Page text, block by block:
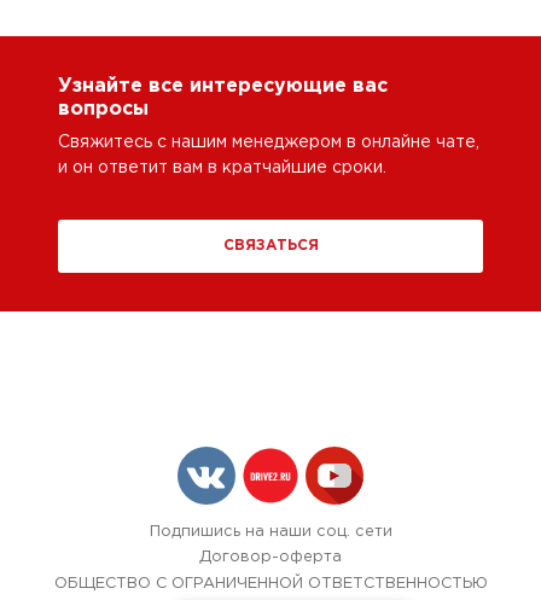
Узнайте все интересующие вас
вопросы
Свяжитесь с нашим менеджером в онлайне чате,
и он ответит вам в кратчайшие сроки.
СВЯЗАТЬСЯ
Подпишись на наши соц. сети
Договор-оферта
ОБЩЕСТВО С ОГРАНИЧЕННОЙ ОТВЕТСТВЕННОСТЬЮ